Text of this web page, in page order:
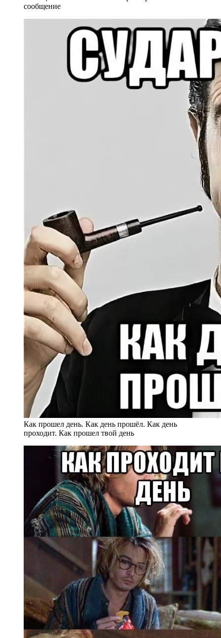
сообщение
Как прошел день. Как день прошёл. Как день
проходит. Как прошел твой день